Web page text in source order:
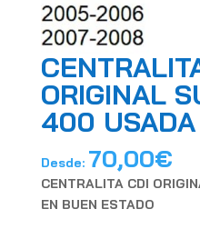
ORIGINAL
400 USADA
Desde: 70,00€
CENTRALITA CDI
EN BUEN ESTADO